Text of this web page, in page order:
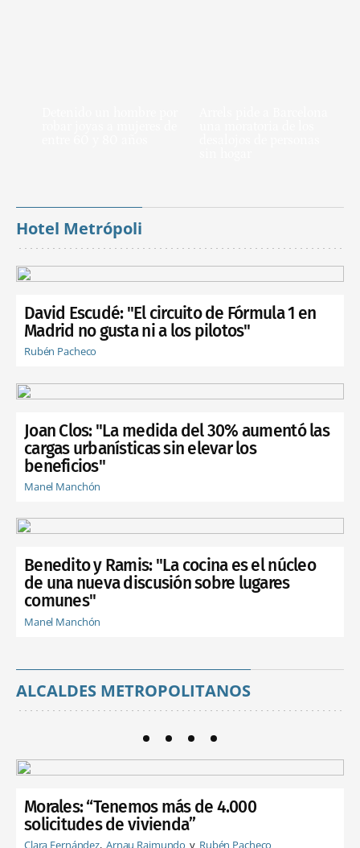
Hotel Metrópoli
David Escudé: "El circuito de Fórmula 1 en
Madrid no gusta ni a los pilotos"
Rubén Pacheco
Joan Clos: "La medida del 30% aumentó las
cargas urbanísticas sin elevar los
beneficios"
Manel Manchón
Benedito y Ramis: "La cocina es el núcleo
de una nueva discusión sobre lugares
comunes"
Manel Manchón
ALCALDES METROPOLITANOS
Morales: “Tenemos más de 4.000
solicitudes de vivienda”